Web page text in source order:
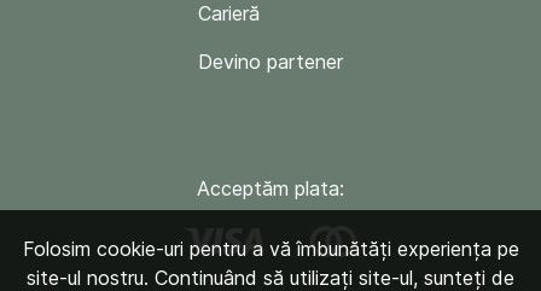
Carieră
Devino partener
Acceptăm plata:
Folosim cookie-uri pentru a vă îmbunătăți experiența pe
site-ul nostru. Continuând să utilizați site-ul, sunteți de